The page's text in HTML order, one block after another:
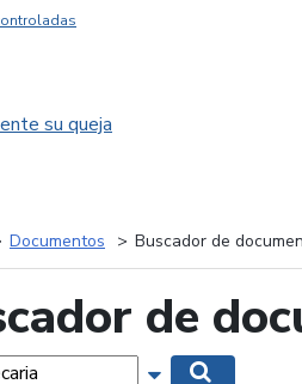
su queja
Documentos Buscador de
de
Mostrar